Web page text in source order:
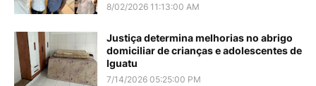
8/02/2026 11:13:00 AM
Justiça determina melhorias no abrigo
domiciliar de crianças e adolescentes de
Iguatu
7/14/2026 05:25:00 PM